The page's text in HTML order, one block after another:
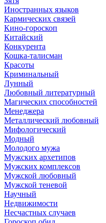
Иностранных языков
Кармических связей
Кино-гороскоп
Китайский
Конкурента
Кошка-талисман
Красоты
Криминальный
Лунный
Любовный литературный
Магических способностей
Менеджера
Металлический любовный
Мифологический
Модный
Молодого мужа
Мужских архетипов
Мужских комплексов
Мужской любовный
Мужской теневой
Научный
Недвижимости
Несчастных случаев